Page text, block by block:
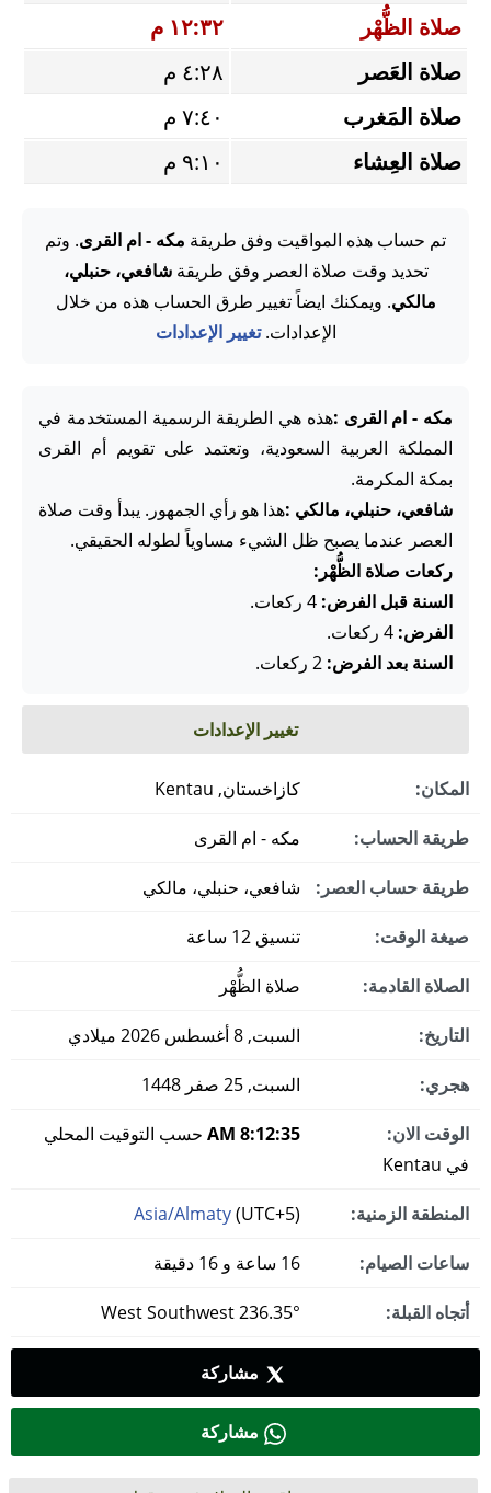
صلاة الظُّهْر
١٢:٣٢ م
صلاة العَصر
٤:٢٨ م
صلاة المَغرب
٧:٤٠ م
صلاة العِشاء
٩:١٠ م
تم حساب هذه المواقيت وفق طريقة مكه - ام القرى. وتم
تحديد وقت صلاة العصر وفق طريقةشافعي، حنبلي،
مالكي. ويمكنك ايضاً تغيير طرق الحساب هذه من خلال
الإعدادات.تغيير الإعدادات
مكه - ام القرى :هذه هي الطريقة الرسمية المستخدمة في
المملكة العربية السعودية، وتعتمد على تقويم أم القرى
بمكة المكرمة.
شافعي، حنبلي، مالكي :هذا هو رأي الجمهور. يبدأ وقت صلاة
العصر عندما يصبح ظل الشيء مساوياً لطوله الحقيقي.
ركعات صلاة الظُّهْر:
السنة قبل الفرض:
الفرض:
السنة بعد الفرض:
تغيير الإعدادات
المكان: كازاخستان, Kentau
طريقة الحساب: مكه - ام القرى
طريقة حساب العصر: شافعي، حنبلي، مالكي
صيغة الوقت: تنسيق 12 ساعة
الصلاة القادمة: صلاة الظُّهْر
التاريخ: السبت, 8 أغسطس 2026 ميلادي
هجري: السبت, 25 صفر 1448
الوقت الان: 8:12:36 AM
حسب التوقيت المحلي
في Kentau
المنطقة الزمنية: Asia/Almaty(UTC+5)
ساعات الصيام:
أتجاه القبلة:
مشاركة
مشاركة